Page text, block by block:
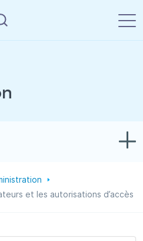
et les autorisations d’accès